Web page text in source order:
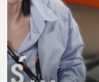
กับ
เรา